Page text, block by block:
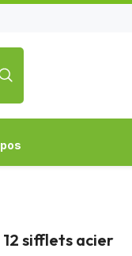
sifflets acier